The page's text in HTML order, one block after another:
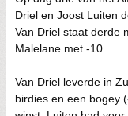
Driel en Joost Luiten
Van Driel staat derde
Malelane met -10.
Van Driel leverde in
birdies en een bogey